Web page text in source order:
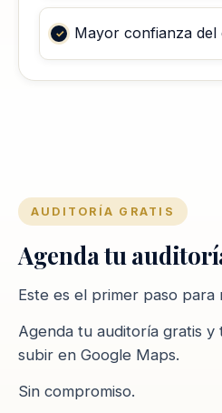
Mayor confianza del
AUDITORÍA GRATIS
Agenda tu
Este es el primer paso para
Agenda tu auditoría gratis y
subir en Google Maps.
Sin compromiso.